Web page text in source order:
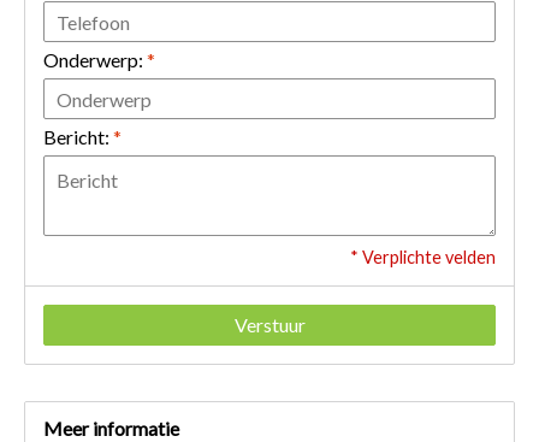
Onderwerp: *
Bericht: *
* Verplichte velden
Verstuur
Meer informatie